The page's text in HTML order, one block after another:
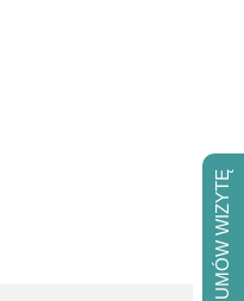
UMÓW WIZYTĘ